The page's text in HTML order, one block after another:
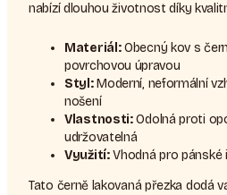
nabízí dlouhou životnost díky
Materiál:Obecný kov s
povrchovou úpravou
Styl:Moderní, neformální
nošení
Vlastnosti:Odolná proti
udržovatelná
Využití:Vhodná pro pánské
Tato černě lakovaná přezka dodá